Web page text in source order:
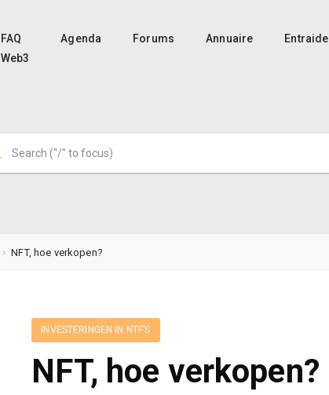
FAQ
Web3
Agenda Forums Annuaire Entraide
NFT, hoe verkopen?
INVESTERINGEN IN NTF’S
NFT, hoe verkopen?